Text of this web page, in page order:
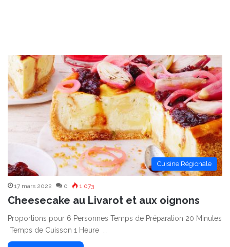
Cuisine Régionale
17 mars 2022 0 1 073
Cheesecake au Livarot et aux oignons
Proportions pour 6 Personnes Temps de Préparation 20 Minutes
Temps de Cuisson 1 Heure …